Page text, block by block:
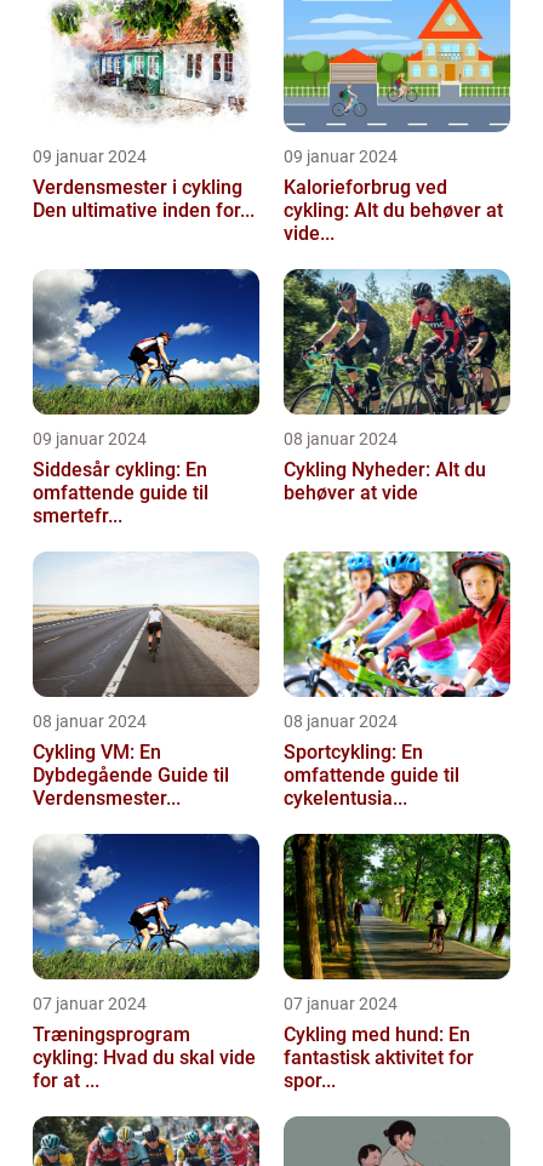
09 januar 2024
Verdensmester i cykling
Den ultimative inden for...
09 januar 2024
Kalorieforbrug ved
cykling: Alt du behøver at
vide...
09 januar 2024
Siddesår cykling: En
omfattende guide til
smertefr...
08 januar 2024
Cykling Nyheder: Alt du
behøver at vide
08 januar 2024
Cykling VM: En
Dybdegående Guide til
Verdensmester...
08 januar 2024
Sportcykling: En
omfattende guide til
cykelentusia...
07 januar 2024
Træningsprogram
cykling: Hvad du skal vide
for at ...
07 januar 2024
Cykling med hund: En
fantastisk aktivitet for
spor...